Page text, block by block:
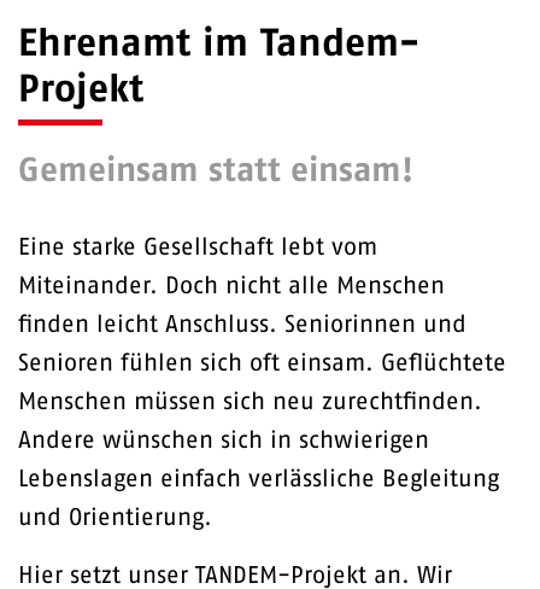
Ehrenamt im Tandem-
Projekt
Gemeinsam statt einsam!
Eine starke Gesellschaft lebt vom
Miteinander. Doch nicht alle Menschen
finden leicht Anschluss. Seniorinnen und
Senioren fühlen sich oft einsam. Geflüchtete
Menschen müssen sich neu zurechtfinden.
Andere wünschen sich in schwierigen
Lebenslagen einfach verlässliche Begleitung
und Orientierung.
Hier setzt unser TANDEM-Projekt an. Wir